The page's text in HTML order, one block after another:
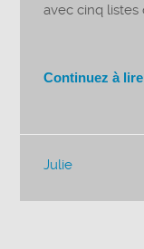
avec cinq listes
Continuez à
Julie